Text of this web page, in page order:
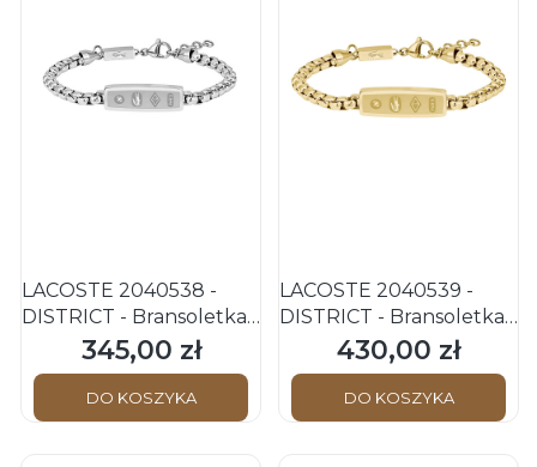
LACOSTE 2040538 -
DISTRICT - Bransoletka
ze stali nierdzewnej -
Srebrna
Cena
345,00 zł
DO KOSZYKA
LACOSTE 2040539 -
DISTRICT - Bransoletka
ze stali nierdzewnej -
Złota
Cena
430,00 zł
DO KOSZYKA